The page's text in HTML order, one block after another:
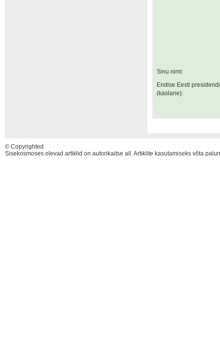
Sinu nimi:
Endise Eesti
(kaslane):
© Copyrighted
Sisekosmoses olevad artiklid on autorikaitse all. Artiklite kasutamiseks võta